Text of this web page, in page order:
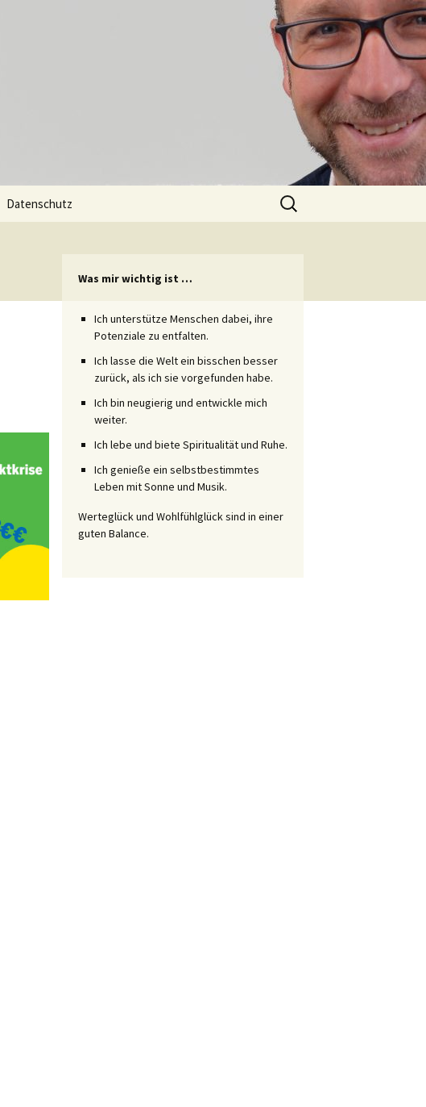
Datenschutz
Suchen
nach:
Was mir wichtig ist …
Ich unterstütze Menschen dabei, ihre
Potenziale zu entfalten.
Ich lasse die Welt ein bisschen besser
zurück, als ich sie vorgefunden habe.
Ich bin neugierig und entwickle mich
weiter.
Ich lebe und biete Spiritualität und Ruhe.
Ich genieße ein selbstbestimmtes
Leben mit Sonne und Musik.
Werteglück und Wohlfühlglück sind in einer
guten Balance.